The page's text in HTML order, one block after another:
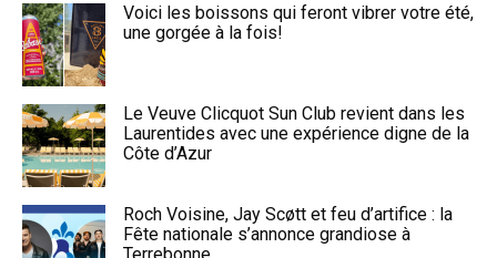
Voici les boissons qui feront vibrer votre été,
une gorgée à la fois!
Le Veuve Clicquot Sun Club revient dans les
Laurentides avec une expérience digne de la
Côte d’Azur
Roch Voisine, Jay Scøtt et feu d’artifice : la
Fête nationale s’annonce grandiose à